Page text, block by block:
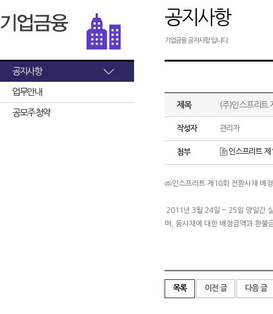
공지사항
업무안내
공모주 청약
공지사항
기업금융 공지사항 입니다.
제목 (주)인스프리트
작성자 관리자
첨부 인스프리트
㈜인스프리트 제10회 전환사채 배
2011년 3월 24일 ~ 25일 양일간
며, 동사채에 대한 배정금액과 환불
목록 이전 글 다음 글